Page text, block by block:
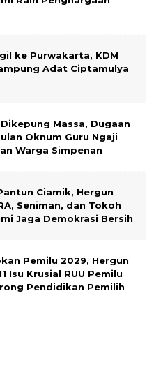
ke Purwakarta, KDM
Adat Ciptamulya
Massa, Dugaan
Oknum Guru Ngaji
Warga Simpenan
Ciamik, Hergun
Seniman, dan Tokoh
Jaga Demokrasi Bersih
Pemilu 2029, Hergun
Isu Krusial RUU Pemilu
Pendidikan Pemilih